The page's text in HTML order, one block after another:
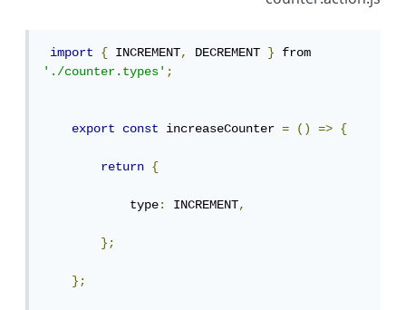
import { INCREMENT, DECREMENT }
'./counter.types';
export const increaseCounter = () => {
return {
            type
: INCREMENT,
};
};